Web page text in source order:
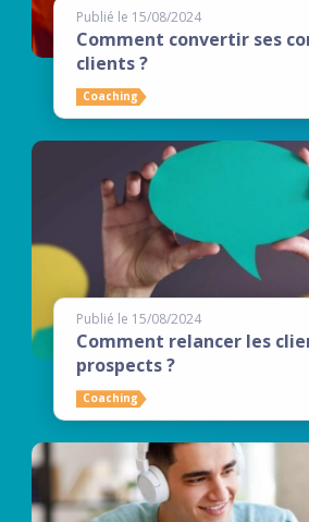
Publié le 15/08/2024
Comment convertir ses
clients ?
Coaching
Publié le 15/08/2024
Comment relancer les
prospects ?
Coaching